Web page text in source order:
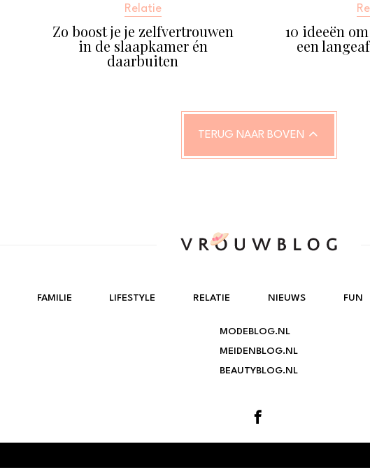
Relatie
Zo boost je je zelfvertrouwen
in de slaapkamer én
daarbuiten
10 ideeën
een
TERUG NAAR BOVEN
FAMILIE LIFESTYLE RELATIE NIEUWS FUN
MODEBLOG.NL
MEIDENBLOG.NL
BEAUTYBLOG.NL